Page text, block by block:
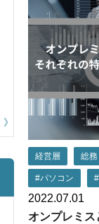
経営層 総務
#パソコン
2022.07.01
オンプレミ